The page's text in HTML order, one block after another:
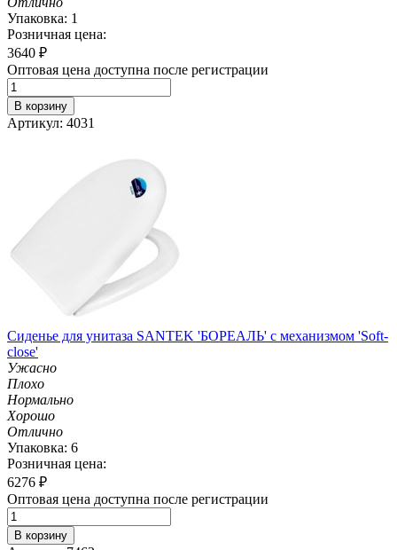
Упаковка: 1
Розничная цена:
3640 ₽
Оптовая цена доступна после регистрации
В корзину
Артикул: 4031
Сиденье для унитаза SANTEK 'БОРЕАЛЬ' с механизмом 'Soft-
close'
Ужасно
Плохо
Нормально
Хорошо
Отлично
Упаковка: 6
Розничная цена:
6276 ₽
Оптовая цена доступна после регистрации
В корзину